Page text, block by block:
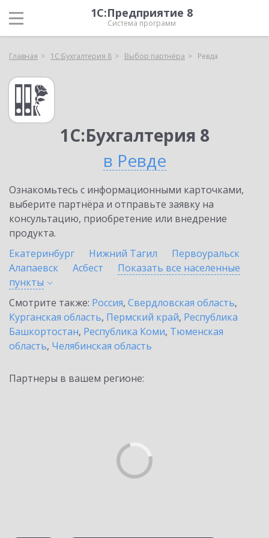
1С:Предприятие 8
Система программ
Главная 1С:Бухгалтерия 8 Выбор партнёра Ревда
1С:Бухгалтерия 8
в Ревде
Ознакомьтесь с информационными карточками,
выберите партнёра и отправьте заявку на
консультацию, приобретение или внедрение
продукта.
Екатеринбург
Нижний Тагил
Первоуральск
Алапаевск
Асбест
Показать все населенные
пункты
Смотрите также: Россия, Свердловская область,
Курганская область, Пермский край, Республика
Башкортостан, Республика Коми, Тюменская
область, Челябинская область
Партнеры в вашем регионе: